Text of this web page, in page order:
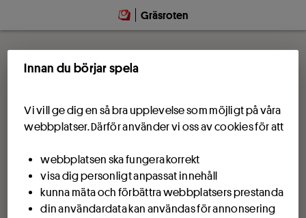
Gräsroten
Innan du börjar spela
Vi vill ge dig en så bra upplevelse som möjligt på våra
webbplatser. Därför använder vi oss av cookies för att
webbplatsen ska fungera korrekt
visa dig personligt anpassat innehåll
kunna mäta och förbättra webbplatsers prestanda
din användardata kan användas för annonsering